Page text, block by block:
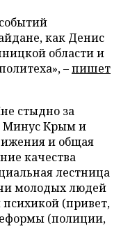
как Денис
области и
–пишет
стыдно за
Минус Крым и
и общая
качества
лестница
молодых людей
(привет,
(полиции,